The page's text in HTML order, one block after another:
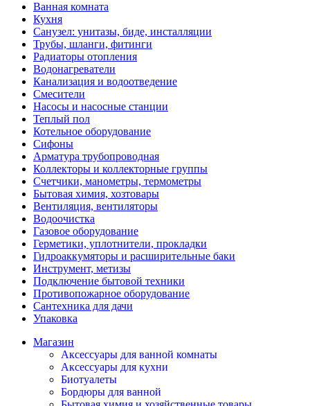
Ванная комната
Кухня
Санузел: унитазы, биде, инсталляции
Трубы, шланги, фитинги
Радиаторы отопления
Водонагреватели
Канализация и водоотведение
Смесители
Насосы и насосные станции
Теплый пол
Котельное оборудование
Сифоны
Арматура трубопроводная
Коллекторы и коллекторные группы
Счетчики, манометры, термометры
Бытовая химия, хозтовары
Вентиляция, вентиляторы
Водоочистка
Газовое оборудование
Герметики, уплотнители, прокладки
Гидроаккумяторы и расширительные баки
Инструмент, метизы
Подключение бытовой техники
Противопожарное оборудование
Сантехника для дачи
Упаковка
Магазин
Аксессуары для ванной комнаты
Аксессуары для кухни
Биотуалеты
Бордюры для ванной